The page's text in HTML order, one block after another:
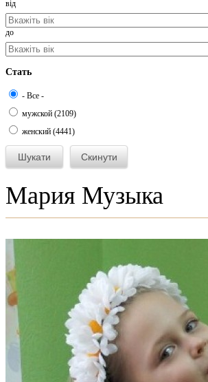
від
до
Стать
- Все -
мужской (2109)
женский (4441)
Мария Музыка